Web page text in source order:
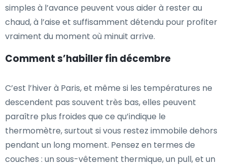
simples à l’avance peuvent vous aider à rester au
chaud, à l’aise et suffisamment détendu pour profiter
vraiment du moment où minuit arrive.
Comment s’habiller fin décembre
C’est l’hiver à Paris, et même si les températures ne
descendent pas souvent très bas, elles peuvent
paraître plus froides que ce qu’indique le
thermomètre, surtout si vous restez immobile dehors
pendant un long moment. Pensez en termes de
couches : un sous-vêtement thermique, un pull, et un